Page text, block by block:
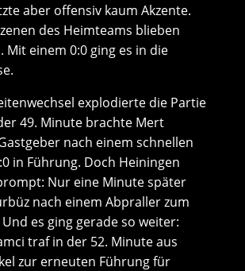
aber offensiv kaum Akzente.
des Heimteams blieben
Mit einem 0:0 ging es in die
explodierte die Partie
49. Minute brachte Mert
nach einem schnellen
in Führung. Doch Heiningen
Nur eine Minute später
nach einem Abpraller zum
Und es ging gerade so weiter:
traf in der 52. Minute aus
zur erneuten Führung für